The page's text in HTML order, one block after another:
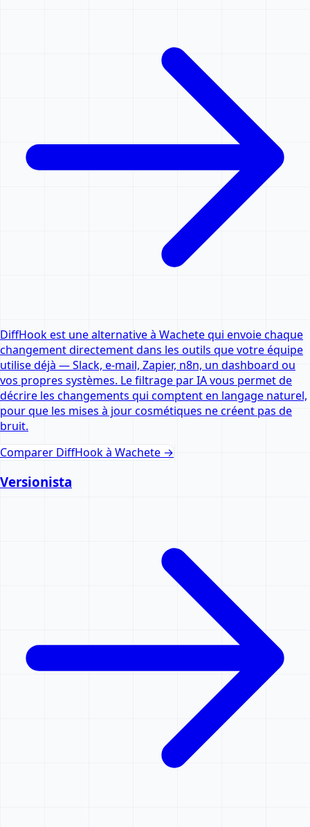
DiffHook est une alternative à Wachete qui envoie chaque
changement directement dans les outils que votre équipe
utilise déjà — Slack, e-mail, Zapier, n8n, un dashboard ou
vos propres systèmes. Le filtrage par IA vous permet de
décrire les changements qui comptent en langage naturel,
pour que les mises à jour cosmétiques ne créent pas de
bruit.
Comparer DiffHook à Wachete →
Versionista